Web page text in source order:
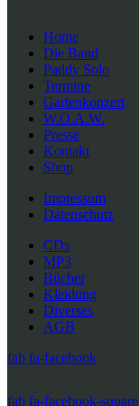
Home
Die Band
Paddy Solo
Termine
Gartenkonzert
W.O.A.W.
Presse
Kontakt
Shop
Impressum
Datenschutz
CDs
MP3
Bücher
Kleidung
Diverses
AGB
fab fa-facebook
fab fa-facebook-square